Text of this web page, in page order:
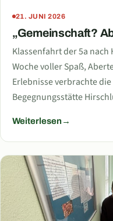
21. JUNI 2026
„Gemeinschaft?
Klassenfahrt der 5a
Woche voller Spaß,
Erlebnisse verbrachte
Begegnungsstätte
Weiterlesen